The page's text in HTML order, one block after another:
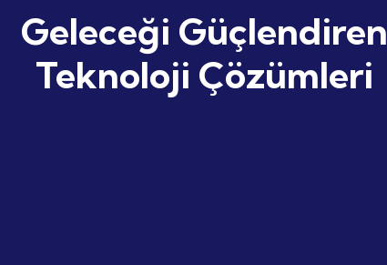
Geleceği Güçlendiren
Teknoloji Çözümleri